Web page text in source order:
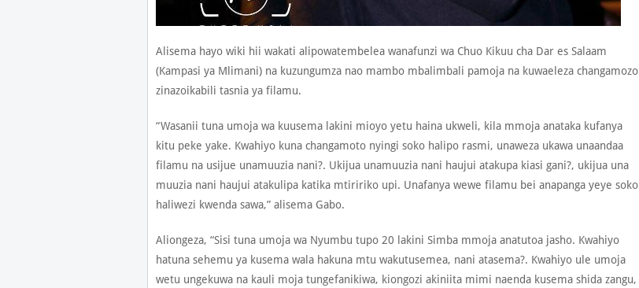
Alisema hayo wiki hii wakati alipowatembelea wanafunzi wa Chuo Kikuu cha Dar es Salaam
(Kampasi ya Mlimani) na kuzungumza nao mambo mbalimbali pamoja na kuwaeleza changamozo
zinazoikabili tasnia ya filamu.
“Wasanii tuna umoja wa kuusema lakini mioyo yetu haina ukweli, kila mmoja anataka kufanya
kitu peke yake. Kwahiyo kuna changamoto nyingi soko halipo rasmi, unaweza ukawa unaandaa
filamu na usijue unamuuzia nani?. Ukijua unamuuzia nani haujui atakupa kiasi gani?, ukijua una
muuzia nani haujui atakulipa katika mtiririko upi. Unafanya wewe filamu bei anapanga yeye soko
haliwezi kwenda sawa,” alisema Gabo.
Aliongeza, “Sisi tuna umoja wa Nyumbu tupo 20 lakini Simba mmoja anatutoa jasho. Kwahiyo
hatuna sehemu ya kusema wala hakuna mtu wakutusemea, nani atasema?. Kwahiyo ule umoja
wetu ungekuwa na kauli moja tungefanikiwa, kiongozi akiniita mimi naenda kusema shida zangu,